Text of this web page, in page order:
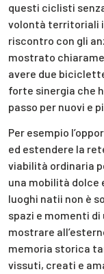
questi ciclisti
volontà territoriali
riscontro con gli
mostrato
avere due
forte sinergia che
passo per nuovi e
Per esempio
ed estendere la
viabilità ordinaria
una mobilità dolce
luoghi natii non è
spazi e momenti
mostrare
memoria storica
vissuti, creati e